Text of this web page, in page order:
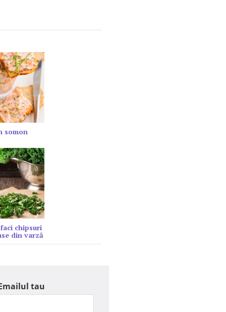
somon
chipsuri
din varză
tau